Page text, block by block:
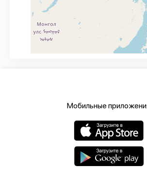
Мобильные